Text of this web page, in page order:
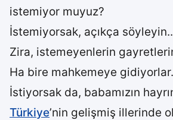
istemiyor muyuz?
İstemiyorsak, açıkça söyleyin..
Zira, istemeyenlerin
Ha bire mahkemeye
İstiyorsak da, babamızın
Türkiye’nin gelişmiş illerinde